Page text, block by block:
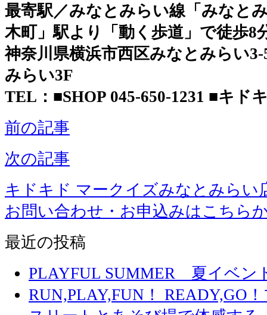
最寄駅／みなとみらい線「みなと
木町」駅より「動く歩道」で徒歩8
神奈川県横浜市西区みなとみらい
みらい3F
TEL：■SHOP 045-650-1231 ■キド
前の記事
次の記事
キドキド マークイズみなとみらい
お問い合わせ・お申込みはこちら
最近の投稿
PLAYFUL SUMMER 夏イベ
RUN,PLAY,FUN！ READY,GO